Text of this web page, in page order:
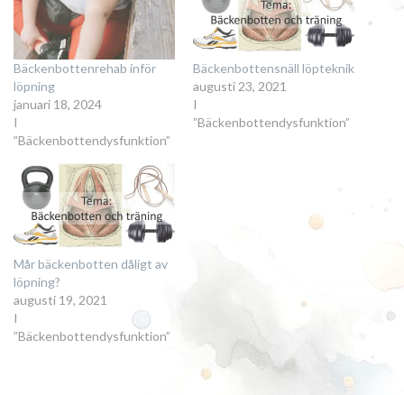
Bäckenbottenrehab inför
löpning
januari 18, 2024
I
”Bäckenbottendysfunktion”
Bäckenbottensnäll löpteknik
augusti 23, 2021
I
”Bäckenbottendysfunktion”
Mår bäckenbotten dåligt av
löpning?
augusti 19, 2021
I
”Bäckenbottendysfunktion”